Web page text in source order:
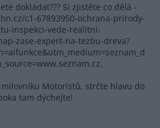
dokládat??? Si zjistěte co dělá -
c1-67893950-ochrana-prirody-
inspekci-vede-realitni-
zase-expert-na-tezbu-dreva?
milovníku Motoristů, strčte hlavu do
tam dýchejte!